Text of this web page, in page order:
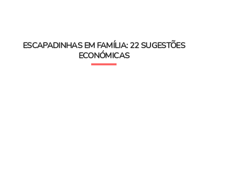
ESCAPADINHAS EM FAMÍLIA: 22 SUGESTÕES
ECONÓMICAS